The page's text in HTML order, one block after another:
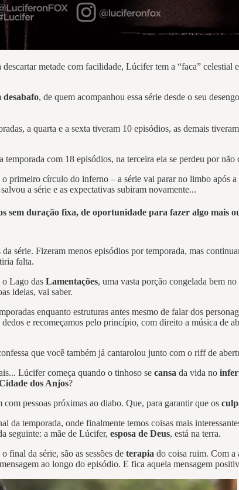
metade com facilidade, Lúcifer tem a “faca” celestial
desabafo, de quem acompanhou essa série desde o seu
a quarta e a sexta tiveram 10 episódios, as demais
temporada com 18 episódios, na terceira ela se perdeu por
primeiro círculo do inferno – a série vai parar no limbo após a
salvou a série e as expectativas subiram novamente...
sem duração fixa, de oportunidade para fazer algo mais
série. Fizeram menos episódios por temporada, mas
falta.
Lago das Lamentações, uma vasta porção congelada bem
ideias, vai saber.
enquanto estruturas antes mesmo de falar dos
e recomeçamos pelo princípio, com direito a música de
que você também já cantarolou junto com o riff de
Lúcifer começa quando o tinhoso se cansa da vida no
dos Anjos?
com pessoas próximas ao diabo. Que, para garantir que os
da temporada, onde finalmente temos coisas mais
seguinte: a mãe de Lúcifer, esposa de Deus, está na terra.
final da série, são as sessões de terapia do coisa ruim. Com a
ao longo do episódio. E fica aquela mensagem